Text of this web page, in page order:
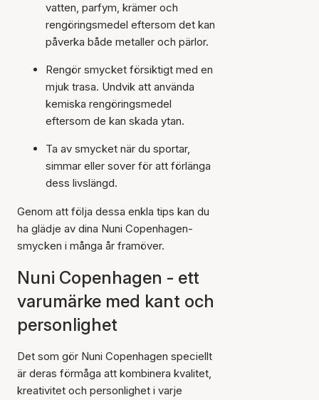
vatten, parfym, krämer och
rengöringsmedel eftersom det kan
påverka både metaller och pärlor.
Rengör smycket försiktigt med en
mjuk trasa. Undvik att använda
kemiska rengöringsmedel
eftersom de kan skada ytan.
Ta av smycket när du sportar,
simmar eller sover för att förlänga
dess livslängd.
Genom att följa dessa enkla tips kan du
ha glädje av dina Nuni Copenhagen-
smycken i många år framöver.
Nuni Copenhagen - ett
varumärke med kant och
personlighet
Det som gör Nuni Copenhagen speciellt
är deras förmåga att kombinera kvalitet,
kreativitet och personlighet i varje